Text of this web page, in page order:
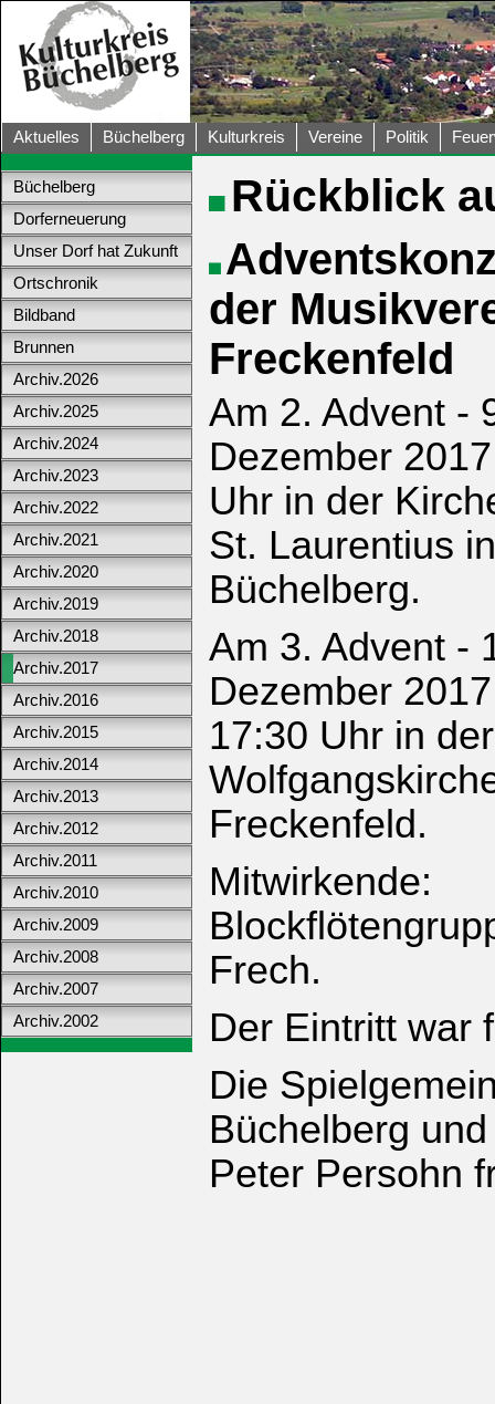
Aktuelles Büchelberg Kulturkreis Vereine Politik
Büchelberg
Dorferneuerung
Unser Dorf hat Zukunft
Ortschronik
Bildband
Brunnen
Archiv.2026
Archiv.2025
Archiv.2024
Archiv.2023
Archiv.2022
Archiv.2021
Archiv.2020
Archiv.2019
Archiv.2018
Archiv.2017
Archiv.2016
Archiv.2015
Archiv.2014
Archiv.2013
Archiv.2012
Archiv.2011
Archiv.2010
Archiv.2009
Archiv.2008
Archiv.2007
Archiv.2002
Rückblick
der
Freckenfeld
Am 2. Advent -
Dezember
Uhr in der
St. Laurentius in
Büchelberg.
Am 3. Advent -
Dezember
17:30 Uhr in der
Freckenfeld.
Mitwirkende:
Frech.
Der Eintritt war
Die
Büchelberg
Peter Persohn